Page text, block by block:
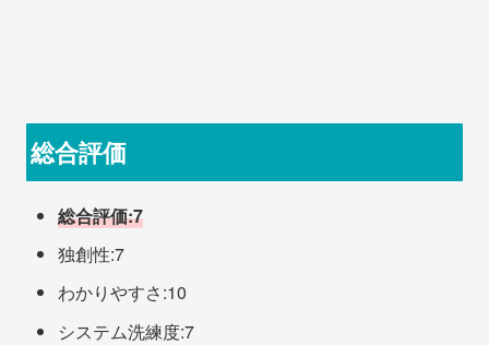
総合評価
総合評価:7
独創性:7
わかりやすさ:10
システム洗練度:7